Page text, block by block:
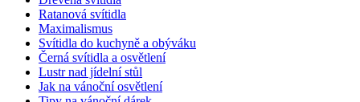
Ratanová svítidla
Maximalismus
Svítidla do kuchyně a obýváku
Černá svítidla a osvětlení
Lustr nad jídelní stůl
Jak na vánoční osvětlení